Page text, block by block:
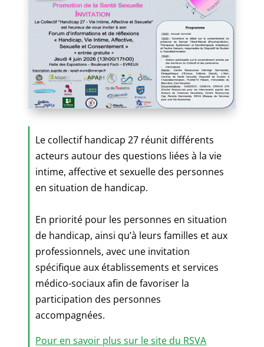
Le collectif handicap 27 réunit différents
acteurs autour des questions liées à la vie
intime, affective et sexuelle des personnes
en situation de handicap.
En priorité pour les personnes en situation
de handicap, ainsi qu’à leurs familles et aux
professionnels, avec une invitation
spécifique aux établissements et services
médico-sociaux afin de favoriser la
participation des personnes
accompagnées.
Pour en savoir plus sur le site du RSVA